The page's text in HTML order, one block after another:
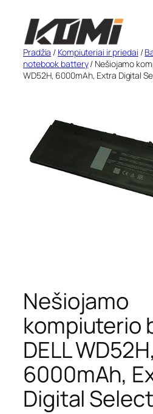
turinio
Pradžia / Kompiuteriai ir priedai /
notebook battery/ Nešiojamo
WD52H, 6000mAh, Extra Digital
Nešiojamo
kompiuterio
DELL WD52H,
6000mAh,
Digital